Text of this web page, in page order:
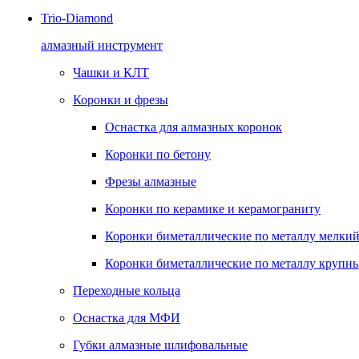
Trio-Diamond
алмазный инструмент
Чашки и КЛТ
Коронки и фрезы
Оснастка для алмазных коронок
Коронки по бетону
Фрезы алмазные
Коронки по керамике и керамограниту
Коронки биметаллические по металлу
Коронки биметаллические по металлу
Переходные кольца
Оснастка для МФИ
Губки алмазные шлифовальные